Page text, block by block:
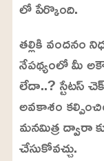
లో పేర్కొంది.
తల్లికి వందనం
నేపథ్యంలో మీ
లేదా..? స్టేటస్
అవకాశం
మనమిత్ర ద్వారా
చేసుకోవచ్చు.